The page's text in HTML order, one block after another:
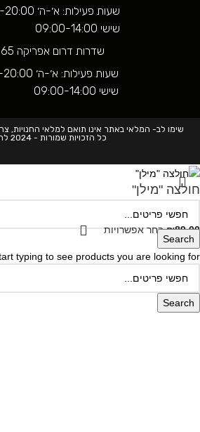
שעות פעילות: א׳-ה׳ 09:00-20:00,
שישי 09:00-14:00
שדרות דרום אפריקה 65, אשקלון
שעות פעילות: א׳-ה׳ 10:00-20:00,
שישי 09:00-14:00
שימו לב- המלאי באתר אינו תואם למלאי החנויות,
כל הזכויות שמורות - 2024 לה מורין
Search
typing to see products you are looking for.
חולצה "מילן"
₪89.00 בחר אפשרויות
Search